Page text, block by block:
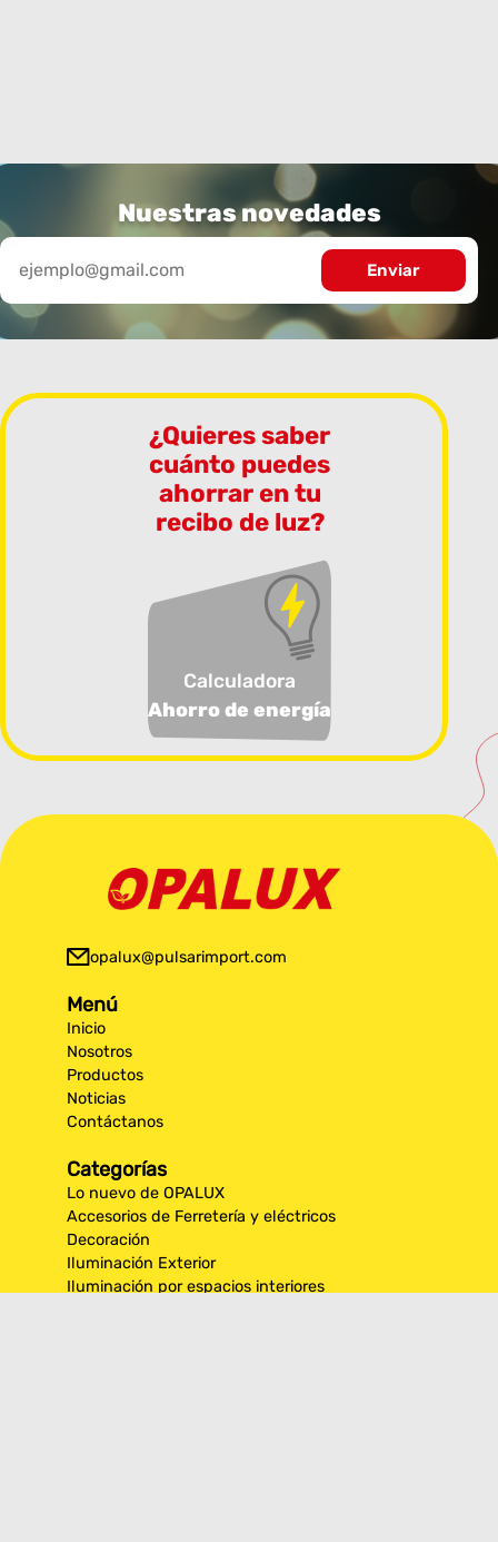
Nuestras novedades
¿Quieres saber
cuánto puedes
ahorrar en tu
recibo de luz?
Calculadora
Ahorro de energía
opalux@pulsarimport.com
Menú
Inicio
Nosotros
Productos
Noticias
Contáctanos
Categorías
Lo nuevo de OPALUX
Accesorios de Ferretería y eléctricos
Decoración
Iluminación Exterior
Iluminación por espacios interiores